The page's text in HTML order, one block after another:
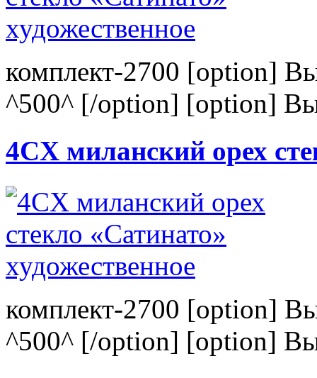
комплект-2700 [option]
^500^ [/option] [option]
4CХ миланский орех
комплект-2700 [option]
^500^ [/option] [option]